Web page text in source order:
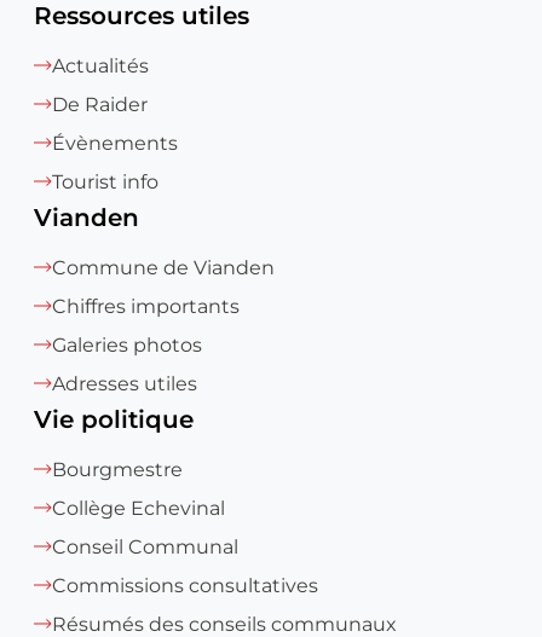
Ressources utiles
Actualités
De Raider
Évènements
Tourist info
Vianden
Commune de Vianden
Chiffres importants
Galeries photos
Adresses utiles
Vie politique
Bourgmestre
Collège Echevinal
Conseil Communal
Commissions consultatives
Résumés des conseils communaux